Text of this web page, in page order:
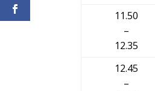
11.50
–
12.35
12.45
–